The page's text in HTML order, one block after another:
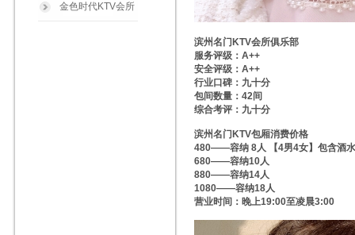
金色时代KTV会所
滨州名门KTV会所俱乐部
服务评级：A++
安全评级：A++
行业口碑：九十分
包间数量：42间
综合考评：九十分
滨州名门KTV包厢消费价格
480——容纳 8人 【4男4女】包含酒水
680——容纳10人
880——容纳14人
1080——容纳18人
营业时间：晚上19:00至凌晨3:00